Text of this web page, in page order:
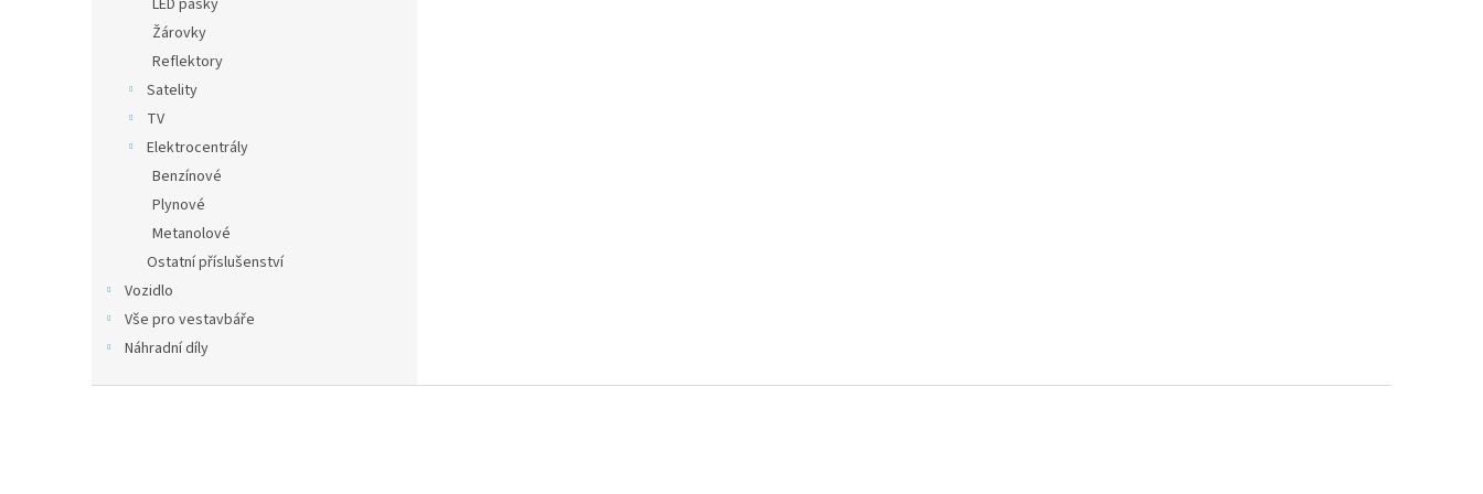
LED pásky
Žárovky
Reflektory
Satelity
TV
Elektrocentrály
Benzínové
Plynové
Metanolové
Ostatní příslušenství
Vozidlo
Vše pro vestavbáře
Náhradní díly